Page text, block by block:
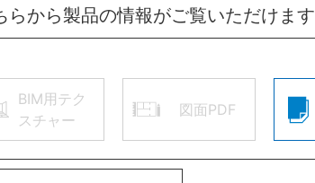
から製品の情報がご覧いただけます
BIM用テク
スチャー
図面PDF